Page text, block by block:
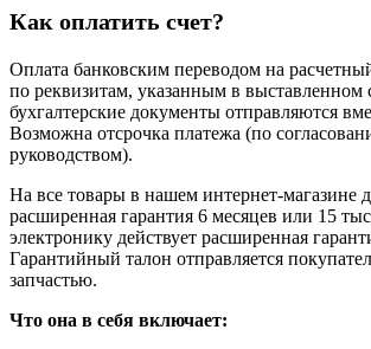
Как оплатить счет?
Оплата банковским переводом на
по реквизитам, указанным в выставленном
бухгалтерские документы отправляются
Возможна отсрочка платежа (по
руководством).
На все товары в нашем интернет-магазине
расширенная гарантия 6 месяцев или 15
электронику действует расширенная
Гарантийный талон отправляется
запчастью.
Что она в себя включает: